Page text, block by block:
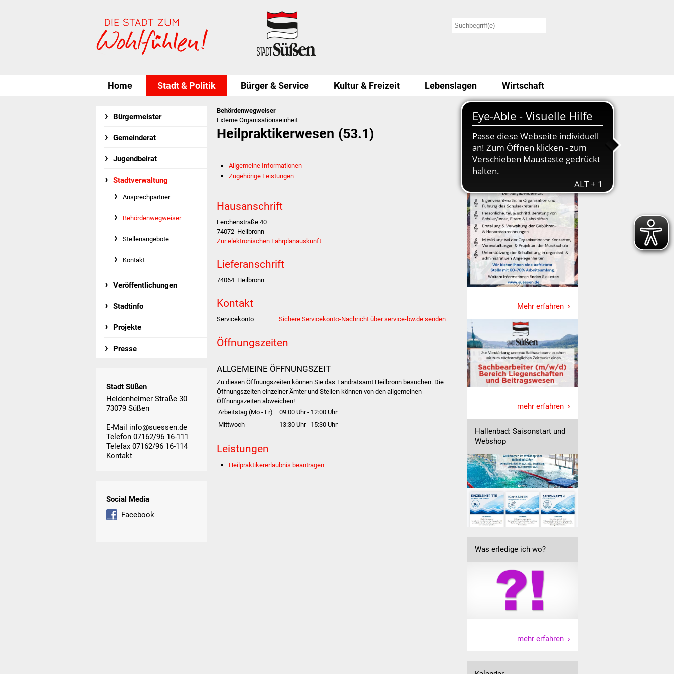
Home Stadt & Politik Bürger & Service Kultur & Freizeit Lebenslagen Wirtschaft
Bürgermeister
Gemeinderat
Jugendbeirat
Stadtverwaltung
Ansprechpartner
Behördenwegweiser
Stellenangebote
Kontakt
Veröffentlichungen
Stadtinfo
Projekte
Presse
Stadt Süßen
Heidenheimer Straße 30
73079 Süßen
E-Mail info@suessen.de
Telefon 07162/96 16-111
Telefax 07162/96 16-114
Kontakt
Social Media
Facebook
Behördenwegweiser
Externe Organisationseinheit
Heilpraktikerwesen (53.1)
Allgemeine Informationen
Zugehörige Leistungen
Hausanschrift
Lerchenstraße 40
74072 Heilbronn
Zur elektronischen Fahrplanauskunft
Lieferanschrift
74064 Heilbronn
Kontakt
Servicekonto Sichere Servicekonto-Nachricht über service-bw.de senden
Öffnungszeiten
ALLGEMEINE ÖFFNUNGSZEIT
Zu diesen Öffnungszeiten können Sie das Landratsamt Heilbronn besuchen. Die
Öffnungszeiten einzelner Ämter und Stellen können von den allgemeinen
Öffnungszeiten abweichen!
Arbeitstag (Mo - Fr)
09:00 Uhr- 12:00 Uhr
Mittwoch
13:30 Uhr- 15:30 Uhr
Leistungen
Heilpraktikererlaubnis beantragen
Stellenausschreibung
Mehr erfahren
mehr erfahren
Hallenbad: Saisonstart und
Webshop
Was erledige ich wo?
mehr erfahren